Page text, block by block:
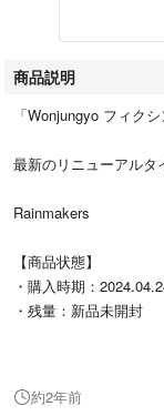
商品説明
「Wonjungyo フィク
最新のリニューアルタ
Rainmakers
【商品状態】
・購入時期：
・残量：新品未開封
#ベースメイク/化粧品
約2年前